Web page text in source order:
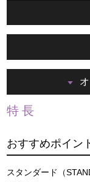
特長
おすすめポイン
スタンダード（